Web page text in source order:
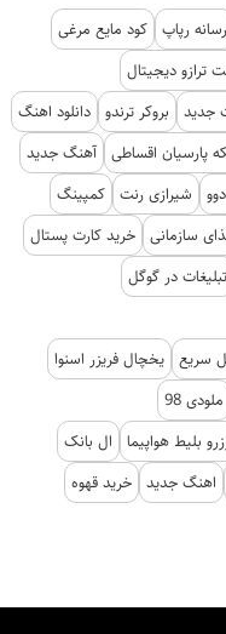
رسانه رپاپ کود مایع مرغی
ترازو دیجیتال
جدید بروکر ترندو دانلود اهنگ
پارسیان اقساطی آهنگ جدید
شیرازی رنت کمپینگ
سازمانی خرید کارت پستال
تبلیغات در گوگل
سریع یخچال فریزر اسنوا
ملودی 98
بلیط هواپیما
ال بانک
اهنگ جدید خرید قهوه